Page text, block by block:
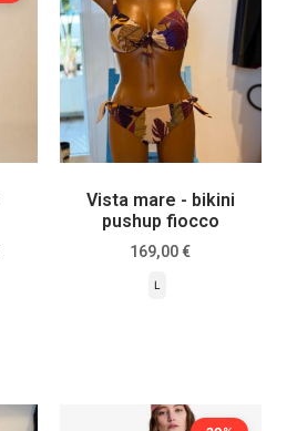
Vista mare - bikini
pushup fiocco
169,00 €
L